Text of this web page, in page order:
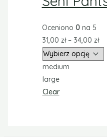
Oceniono 0na 5
31,00 zł – 34,00 zł
medium
large
Clear